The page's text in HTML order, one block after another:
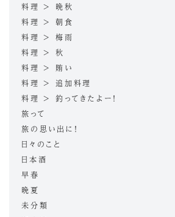
料理 > 晩秋
料理 > 朝食
料理 > 梅雨
料理 > 秋
料理 > 賄い
料理 > 追加料理
料理 > 釣ってきたよー！
旅って
旅の思い出に！
日々のこと
日本酒
早春
晩夏
未分類